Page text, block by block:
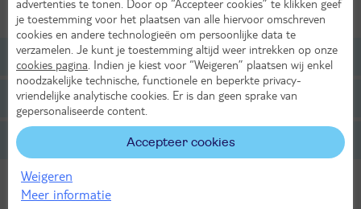
Vliegen vanaf
Rotterdam
Amsterdam
Eindhoven
Nog vlug naar de zon met een vakantie deal
advertenties te tonen. Door op “Accepteer cookies” te klikken geef
je toestemming voor het plaatsen van alle hiervoor omschreven
cookies en andere technologieën om persoonlijke data te
verzamelen. Je kunt je toestemming altijd weer intrekken op onze
cookies pagina . Indien je kiest voor “Weigeren” plaatsen wij enkel
noodzakelijke technische, functionele en beperkte privacy-
vriendelijke analytische cookies. Er is dan geen sprake van
gepersonaliseerde content.
Accepteer cookies
Weigeren
Meer informatie